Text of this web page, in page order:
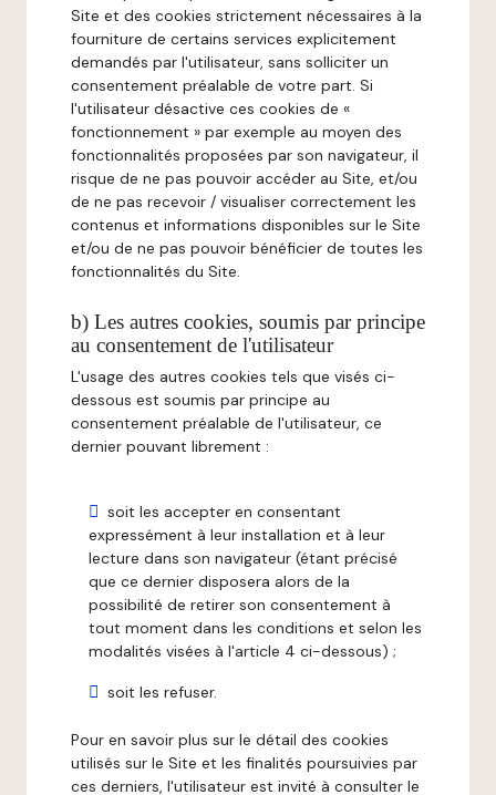
Site et des cookies strictement nécessaires à la
fourniture de certains services explicitement
demandés par l'utilisateur, sans solliciter un
consentement préalable de votre part. Si
l'utilisateur désactive ces cookies de «
fonctionnement » par exemple au moyen des
fonctionnalités proposées par son navigateur, il
risque de ne pas pouvoir accéder au Site, et/ou
de ne pas recevoir / visualiser correctement les
contenus et informations disponibles sur le Site
et/ou de ne pas pouvoir bénéficier de toutes les
fonctionnalités du Site.
b) Les autres cookies, soumis par principe
au consentement de l'utilisateur
L'usage des autres cookies tels que visés ci-
dessous est soumis par principe au
consentement préalable de l'utilisateur, ce
dernier pouvant librement :
soit les accepter en consentant
expressément à leur installation et à leur
lecture dans son navigateur (étant précisé
que ce dernier disposera alors de la
possibilité de retirer son consentement à
tout moment dans les conditions et selon les
modalités visées à l'article 4 ci-dessous) ;
soit les refuser.
Pour en savoir plus sur le détail des cookies
utilisés sur le Site et les finalités poursuivies par
ces derniers, l'utilisateur est invité à consulter le